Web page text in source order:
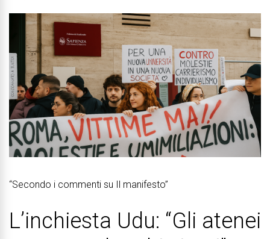
“Secondo i commenti su Il manifesto”
L’inchiesta Udu: “Gli atenei